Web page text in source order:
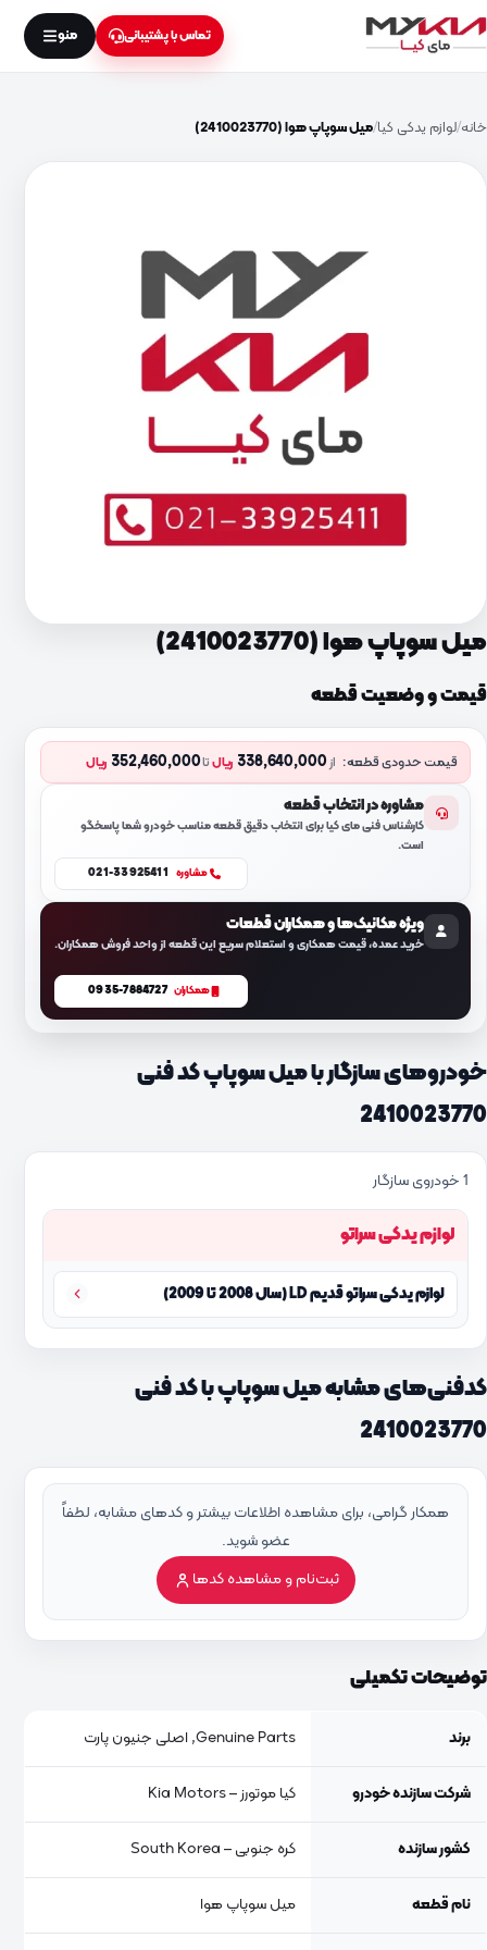
تماس با پشتیبانی منو
خانه لوازم یدکی کیا میل سوپاپ هوا (2410023770)
میل سوپاپ هوا (2410023770)
قیمت و وضعیت قطعه
قیمت حدودی قطعه: از338,640,000 ریالتا352,460,000 ریال
مشاوره در انتخاب قطعه
کارشناس فنی مای کیا برای انتخاب دقیق قطعه مناسب خودرو شما پاسخگو
است.
مشاوره 021-33925411
ویژه مکانیک‌ها و همکاران قطعات
خرید عمده، قیمت همکاری و استعلام سریع این قطعه از واحد فروش همکاران.
همکاران 0935-7884727
خودروهای سازگار با میل سوپاپ کد فنی
2410023770
1 خودروی سازگار
لوازم یدکی سراتو
لوازم یدکی سراتو قدیم LD (سال 2008 تا 2009)
کدفنی‌های مشابه میل سوپاپ با کد فنی
2410023770
همکار گرامی، برای مشاهده اطلاعات بیشتر و کدهای مشابه، لطفاً
عضو شوید.
ثبت‌نام و مشاهده کدها
توضیحات تکمیلی
برند Genuine Parts, اصلی جنیون پارت
شرکت سازنده خودرو کیا موتورز – Kia Motors
کشور سازنده کره جنوبی – South Korea
نام قطعه میل سوپاپ هوا